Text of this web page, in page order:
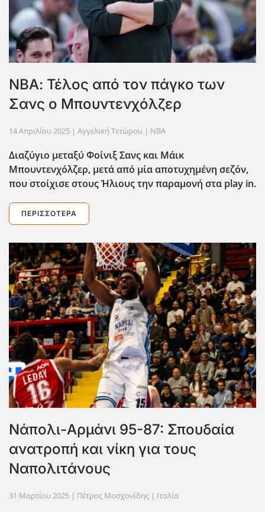
ΝΒΑ: Τέλος από τον πάγκο των
Σανς ο Μπουντενχόλζερ
14 Απριλίου 2025 | Αγγελική Τετώρου | NBA
Διαζύγιο μεταξύ Φοίνιξ Σανς και Μάικ
Μπουντενχόλζερ, μετά από μία αποτυχημένη σεζόν,
που στοίχισε στους Ήλιους την παραμονή στα play in.
ΠΕΡΙΣΣΌΤΕΡΑ
Νάπολι-Αρμάνι 95-87: Σπουδαία
ανατροπή και νίκη για τους
Ναπολιτάνους
31 Μαρτίου 2025 | Πέτρος Μοσχονίδης | Ιταλία